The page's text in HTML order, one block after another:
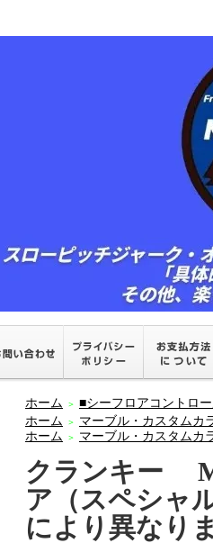
ホーム ＞ ■シーフロアコントロ
ホーム
＞
マーブル・カスタムカ
ホーム
＞ マーブル・カスタムカ
クランキー
ア（スペシャ
により異なり